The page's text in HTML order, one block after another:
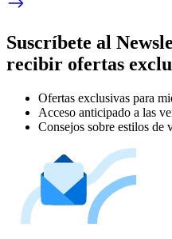
Suscríbete al
recibir ofertas
Ofertas exclusivas para
Acceso anticipado a las
Consejos sobre estilos de